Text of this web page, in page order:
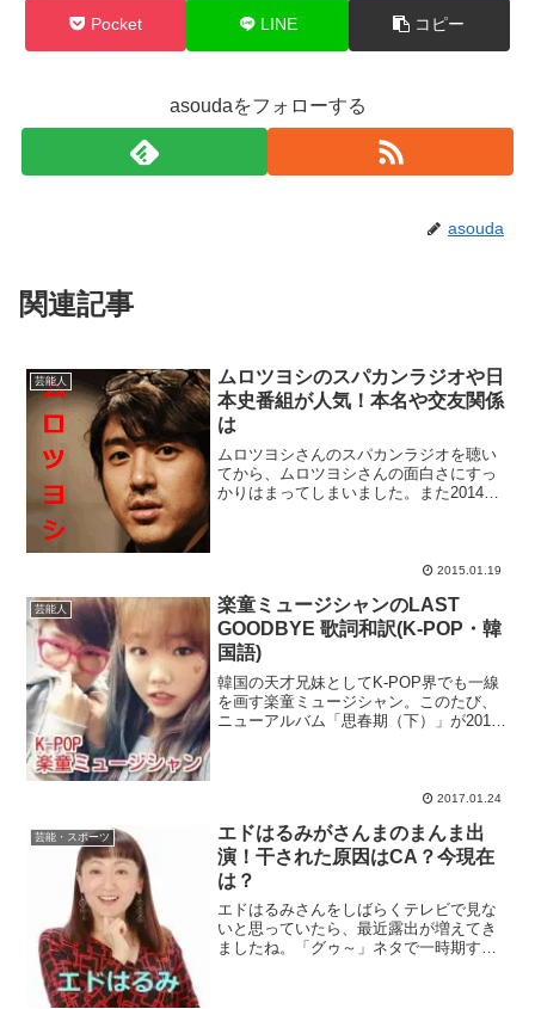
Pocket LINE コピー
asoudaをフォローする
asouda
関連記事
芸能人
ムロツヨシのスパカンラジオや日
本史番組が人気！本名や交友関係
は
ムロツヨシさんのスパカンラジオを聴い
てから、ムロツヨシさんの面白さにすっ
かりはまってしまいました。また2014年4
2015.01.19
芸能人
楽童ミュージシャンのLAST
GOODBYE 歌詞和訳(K-POP・韓
国語)
韓国の天才兄妹としてK-POP界でも一線
を画す楽童ミュージシャン。このたび、
ニューアルバム「思春期（下）」が2017
2017.01.24
芸能・スポーツ
エドはるみがさんまのまんま出
演！干された原因はCA？今現在
は？
エドはるみさんをしばらくテレビで見な
いと思っていたら、最近露出が増えてき
ましたね。「グゥ～」ネタで一時期すご